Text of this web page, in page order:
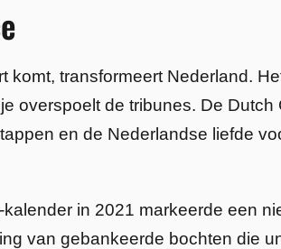
komt, transformeert Nederland.
overspoelt de tribunes. De
en de Nederlandse liefde
in 2021 markeerde een
van gebankeerde bochten die